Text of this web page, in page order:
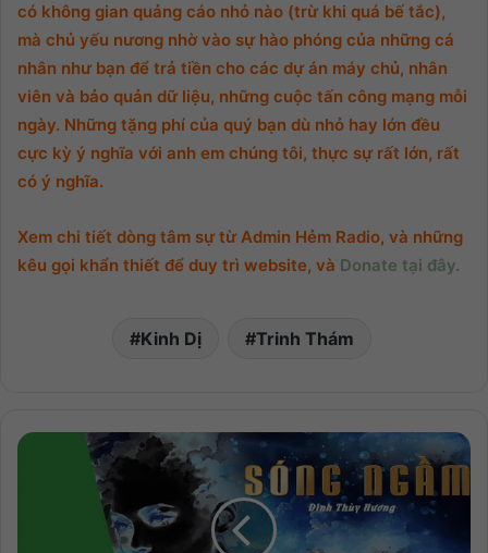
có không gian quảng cáo nhỏ nào (trừ khi quá bế tắc),
mà chủ yếu nương nhờ vào sự hào phóng của những cá
nhân như bạn để trả tiền cho các dự án máy chủ, nhân
viên và bảo quản dữ liệu, những cuộc tấn công mạng mỗi
ngày. Những tặng phí của quý bạn dù nhỏ hay lớn đều
cực kỳ ý nghĩa với anh em chúng tôi, thực sự rất lớn, rất
có ý nghĩa.
Xem chi tiết dòng tâm sự từ Admin Hẻm Radio, và những
kêu gọi khẩn thiết để duy trì website, và Donate tại đây.
Kinh Dị Trinh Thám